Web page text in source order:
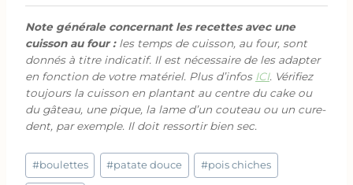
Note générale concernant les recettes avec une
cuisson au four :les temps de cuisson, au four, sont
donnés à titre indicatif. Il est nécessaire de les adapter
en fonction de votre matériel. Plus d’infos ICI. Vérifiez
toujours la cuisson en plantant au centre du cake ou
du gâteau, une pique, la lame d’un couteau ou un cure-
dent, par exemple. Il doit ressortir bien sec.
Étiquettes
de
#boulettes #patate douce #pois chiches